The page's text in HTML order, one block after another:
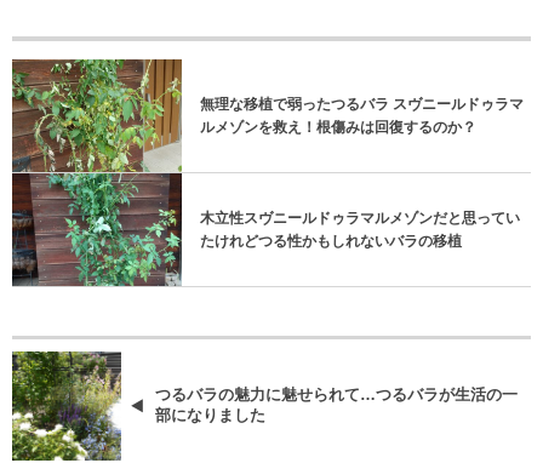
無理な移植で弱ったつるバラ スヴニールドゥラマ
ルメゾンを救え！根傷みは回復するのか？
木立性スヴニールドゥラマルメゾンだと思ってい
たけれどつる性かもしれないバラの移植
つるバラの魅力に魅せられて…つるバラが生活の一
部になりました